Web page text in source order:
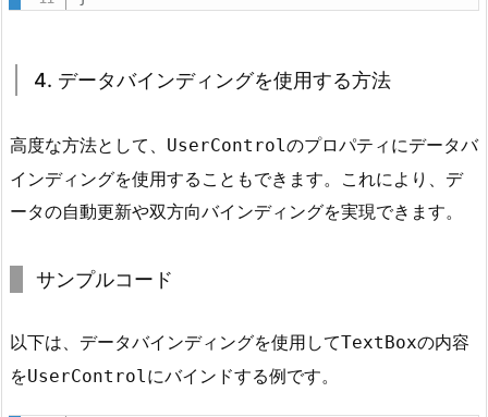
を
用
す
6.
4.
デ
4. データバインディングを使用する方法
高度な方法として、 UserControlのプロパティにデータバ
インディングを使用することもできます。これにより、デ
ータの自動更新や双方向バインディングを実現できます。
サンプルコード
以下は、データバインディングを使用してTextBoxの内容
をUserControlにバインドする例です。